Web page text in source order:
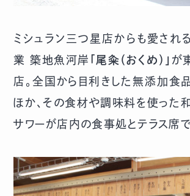
ミシュラン三つ星店からも愛され
業 築地魚河岸
「尾粂（おくめ）」 が
店。全国から目利きした無添加食
ほか、その食材や調味料を使った
サワーが店内の食事処とテラス席で